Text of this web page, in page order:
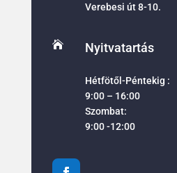
Verebesi út 8-10.
 Nyitvatartás
Hétfötől-Péntekig :
9:00 – 16:00
Szombat:
9:00 -12:00